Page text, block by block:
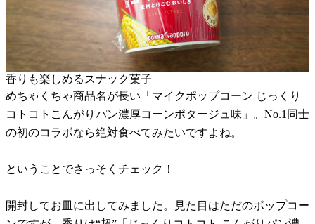
香りも楽しめるスナック菓子
めちゃくちゃ商品名が長い「マイクポップコーン じっくり
コトコトこんがりパン濃厚コーンポタージュ味」。No.1同士
の初のコラボなら絶対食べてみたいですよね。
ということでさっそくチェック！
開封してお皿に出してみました。見た目はただのポップコー